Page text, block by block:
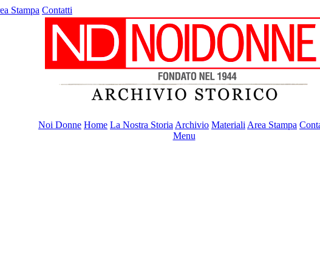
Stampa Contatti
Noi Donne Home La Nostra Storia Archivio Materiali Area Stampa
Menu